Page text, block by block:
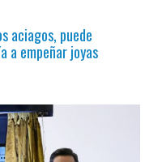
aciagos, puede
a empeñar joyas